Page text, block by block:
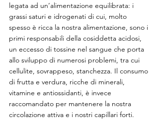
legata ad un’alimentazione equilibrata: i
grassi saturi e idrogenati di cui, molto
spesso è ricca la nostra alimentazione, sono i
primi responsabili della cosiddetta acidosi,
un eccesso di tossine nel sangue che porta
allo sviluppo di numerosi problemi, tra cui
cellulite, sovrappeso, stanchezza. Il consumo
di frutta e verdura, ricche di minerali,
vitamine e antiossidanti, è invece
raccomandato per mantenere la nostra
circolazione attiva e i nostri capillari forti.